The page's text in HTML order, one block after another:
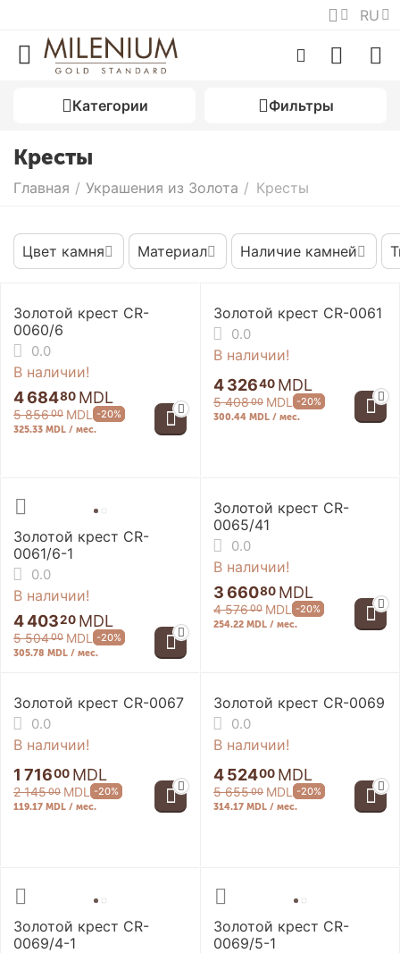
RU
Категории Фильтры
Кресты
Главная / Украшения из Золота / Кресты
Цвет камня Материал Наличие камней
Золотой крест CR-
0060/6
0.0
В наличии!
4 68480 MDL
5 85600 MDL -20%
325.33 MDL / мес.
Золотой крест CR-0061
0.0
В наличии!
4 32640 MDL
5 40800 MDL -20%
300.44 MDL / мес.
Золотой крест CR-
0061/6-1
0.0
В наличии!
4 40320 MDL
5 50400 MDL -20%
305.78 MDL / мес.
Золотой крест CR-
0065/41
0.0
В наличии!
3 66080 MDL
4 57600 MDL -20%
254.22 MDL / мес.
Золотой крест CR-0067
0.0
В наличии!
1 71600 MDL
2 14500 MDL -20%
119.17 MDL / мес.
Золотой крест CR-0069
0.0
В наличии!
4 52400 MDL
5 65500 MDL -20%
314.17 MDL / мес.
Золотой крест CR-
0069/4-1
Золотой крест CR-
0069/5-1